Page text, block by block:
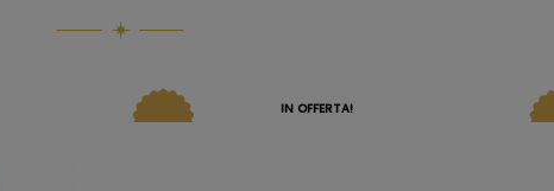
IN OFFERTA!